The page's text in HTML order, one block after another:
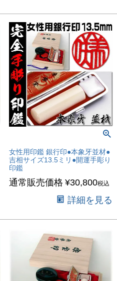
女性用印鑑 銀行印●本象牙並材●
吉相サイズ13.5ミリ●開運手彫り
印鑑
通常販売価格 ¥30,800税込
詳細を見る